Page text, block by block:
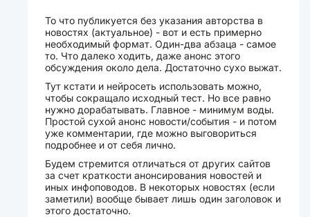
То что публикуется без указания авторства в
новостях (актуальное) - вот и есть примерно
необходимый формат. Один-два абзаца - самое
то. Что далеко ходить, даже анонс этого
обсуждения около дела. Достаточно сухо выжат.
Тут кстати и нейросеть использовать можно,
чтобы сокращало исходный тест. Но все равно
нужно дорабатывать. Главное - минимум воды.
Простой сухой анонс новости/события - и потом
уже комментарии, где можно выговориться
подробнее и от себя лично.
Будем стремится отличаться от других сайтов
за счет краткости анонсирования новостей и
иных инфоповодов. В некоторых новостях (если
заметили) вообще бывает лишь один заголовок и
этого достаточно.